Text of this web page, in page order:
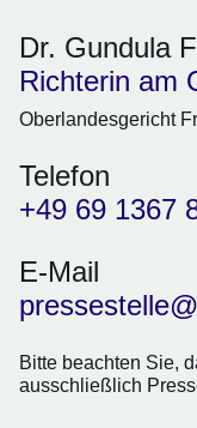
Dr. Gundula
Richterin am
Oberlandesgericht
Telefon
+49 69 1367
E-Mail
Bitte beachten Sie,
ausschließlich